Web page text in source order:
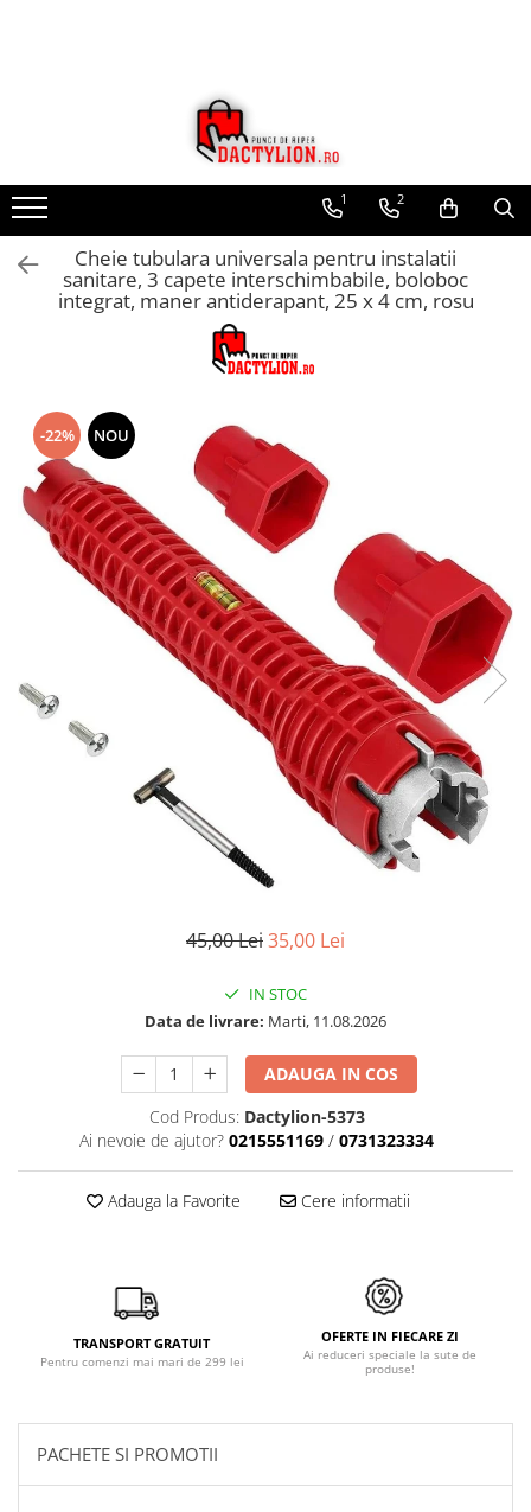
1 2
Cheie tubulara universala pentru instalatii
sanitare, 3 capete interschimbabile, boloboc
integrat, maner antiderapant, 25 x 4 cm, rosu
-22% NOU
45,00 Lei35,00 Lei
IN STOC
Data de livrare: Marti, 11.08.2026
ADAUGA IN COS
Cod Produs: Dactylion-5373
Ai nevoie de ajutor? 0215551169 / 0731323334
Adauga la Favorite Cere informatii
TRANSPORT GRATUIT
Pentru comenzi mai mari de 299 lei
OFERTE IN FIECARE ZI
Ai reduceri speciale la sute de
produse!
PACHETE SI PROMOTII